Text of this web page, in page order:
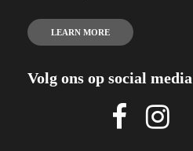
LEARN MORE
Volg ons op social media